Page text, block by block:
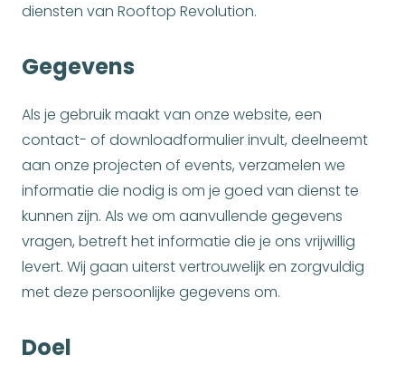
diensten van Rooftop Revolution.
Gegevens
Als je gebruik maakt van onze website, een
contact- of downloadformulier invult, deelneemt
aan onze projecten of events, verzamelen we
informatie die nodig is om je goed van dienst te
kunnen zijn. Als we om aanvullende gegevens
vragen, betreft het informatie die je ons vrijwillig
levert. Wij gaan uiterst vertrouwelijk en zorgvuldig
met deze persoonlijke gegevens om.
Doel